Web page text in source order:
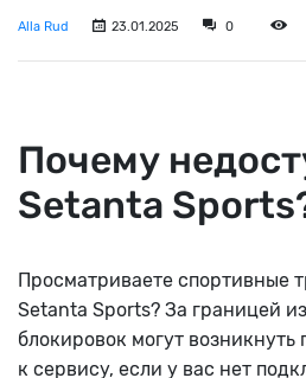
Alla Rud 23.01.2025 0
Почему
Setanta
Просматриваете спортивные
Setanta Sports? За границей
блокировок могут
к сервису, если у вас нет